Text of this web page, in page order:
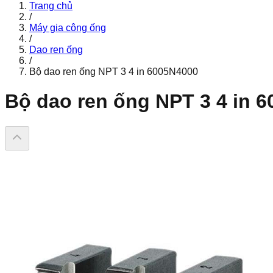
Trang chủ
/
Máy gia công ống
/
Dao ren ống
/
Bộ dao ren ống NPT 3 4 in 6005N4000
Bộ dao ren ống NPT 3 4 in